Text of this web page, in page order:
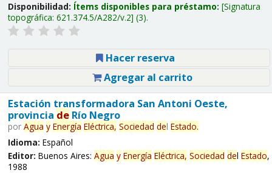
Disponibilidad: Ítems disponibles para préstamo: Signatura
topográfica: 621.374.5/A282/v.2 (3).
Hacer reserva
Agregar al carrito
Estación transformadora San Antoni Oeste,
provincia deRío Negro
por Agua y Energía Eléctrica, Sociedad del Estado.
Idioma: Español
Editor: Buenos Aires: Agua y Energía Eléctrica, Sociedad del Estado,
1988